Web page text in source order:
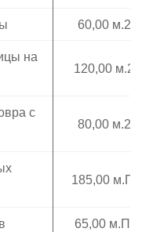
60,00 м.2
на
120,00 м.2
с
80,00 м.2
185,00 м.П.
65,00 м.П.